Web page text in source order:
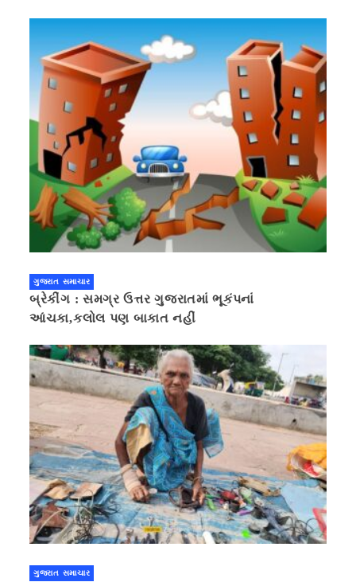
ગુજરાત સમાચાર
બ્રેકીંગ : સમગ્ર ઉત્તર ગુજરાતમાં ભૂકંપનાં
આંચકા,કલોલ પણ બાકાત નહીં
ગુજરાત સમાચાર